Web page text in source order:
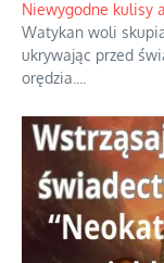
Niewygodne kulisy
Watykan woli
ukrywając przed
orędzia.